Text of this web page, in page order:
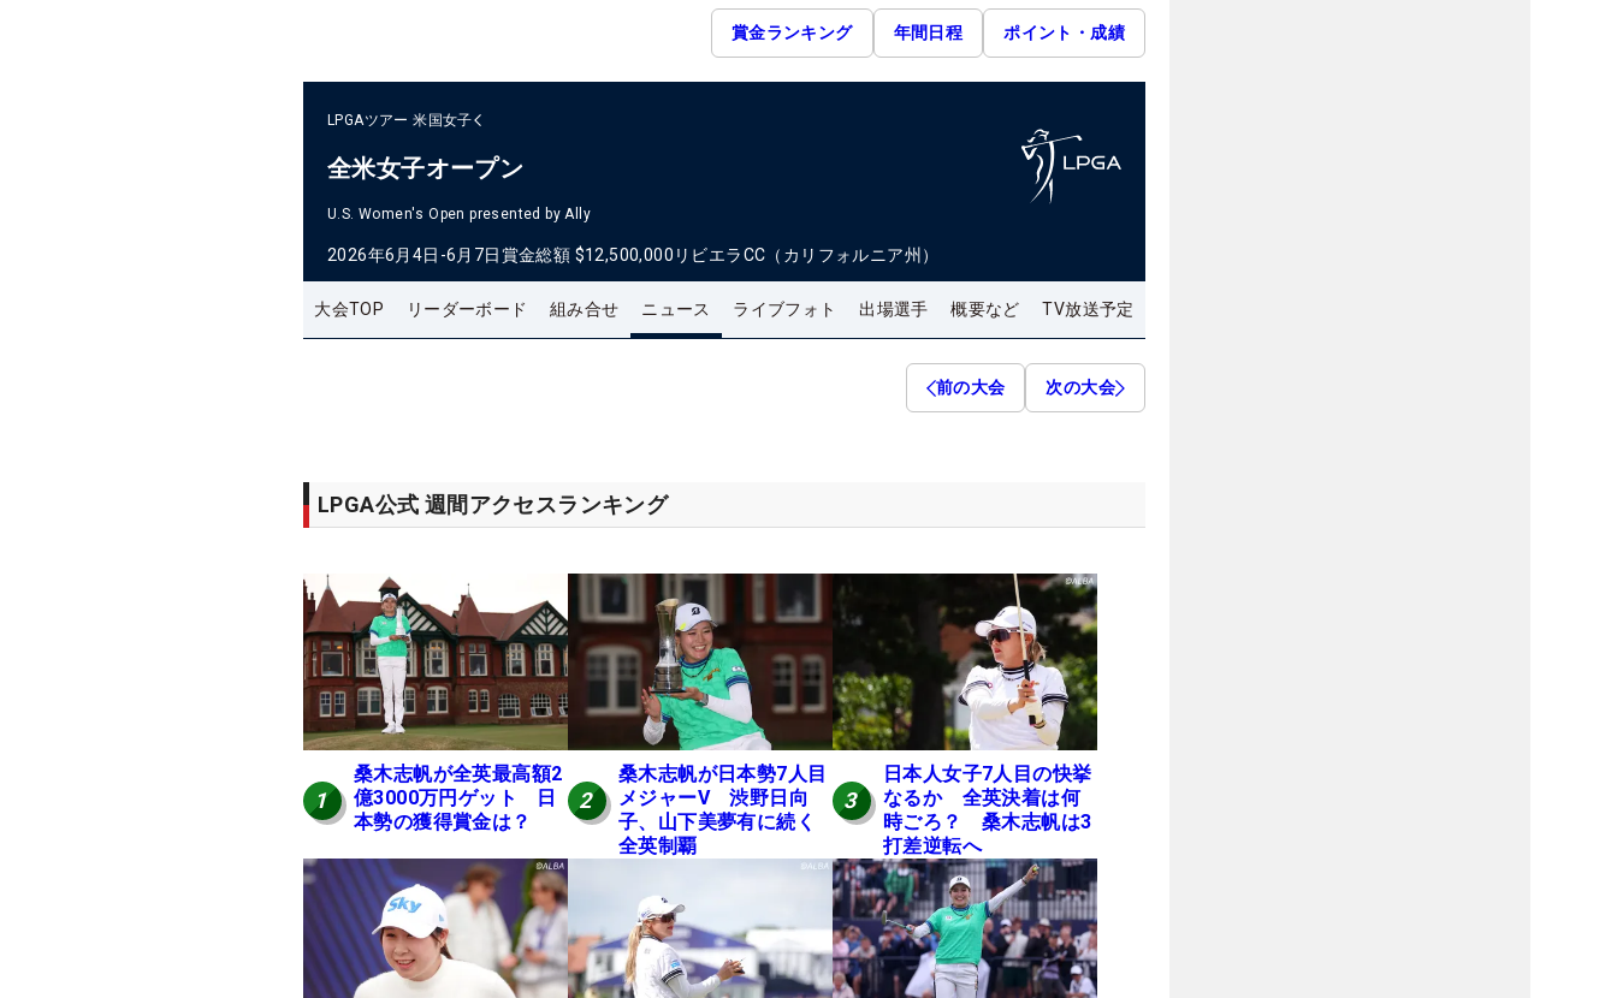
賞金ランキング 年間日程 ポイント・成績
LPGAツアー 米国女子
全米女子オープン
U.S. Women's Open presented by Ally
2026年6月4日-6月7日賞金総額 $12,500,000 リビエラCC（カリフォルニア州）
大会TOP リーダーボード 組み合せ ニュース ライブフォト 出場選手 概要など TV放送予定
前の大会 次の大会
LPGA公式 週間アクセスランキング
1
桑木志帆が全英最高額2
億3000万円ゲット 日
本勢の獲得賞金は？
2
桑木志帆が日本勢7人目
メジャーV 渋野日向
子、山下美夢有に続く
全英制覇
3
日本人女子7人目の快挙
なるか 全英決着は何
時ごろ？ 桑木志帆は3
打差逆転へ